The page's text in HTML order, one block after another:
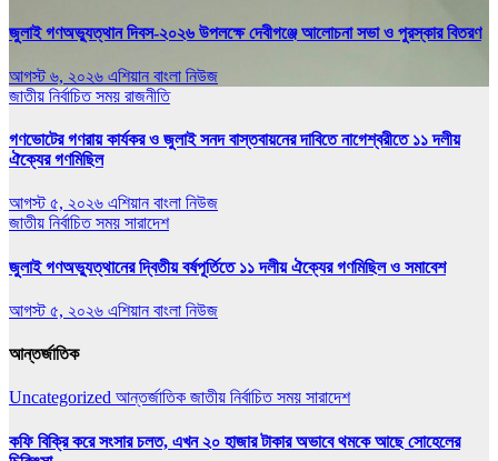
জুলাই গণঅভ্যুত্থান দিবস-২০২৬ উপলক্ষে দেবীগঞ্জে আলোচনা সভা ও পুরস্কার বিতরণ
আগস্ট ৬, ২০২৬ এশিয়ান বাংলা নিউজ
জাতীয় নির্বাচিত সময় রাজনীতি
গণভোটের গণরায় কার্যকর ও জুলাই সনদ বাস্তবায়নের দাবিতে নাগেশ্বরীতে ১১ দলীয়
ঐক্যের গণমিছিল
আগস্ট ৫, ২০২৬ এশিয়ান বাংলা নিউজ
জাতীয় নির্বাচিত সময় সারাদেশ
জুলাই গণঅভ্যুত্থানের দ্বিতীয় বর্ষপূর্তিতে ১১ দলীয় ঐক্যের গণমিছিল ও সমাবেশ
আগস্ট ৫, ২০২৬ এশিয়ান বাংলা নিউজ
আন্তর্জাতিক
Uncategorized আন্তর্জাতিক জাতীয় নির্বাচিত সময় সারাদেশ
কফি বিক্রি করে সংসার চলত, এখন ২০ হাজার টাকার অভাবে থমকে আছে সোহেলের